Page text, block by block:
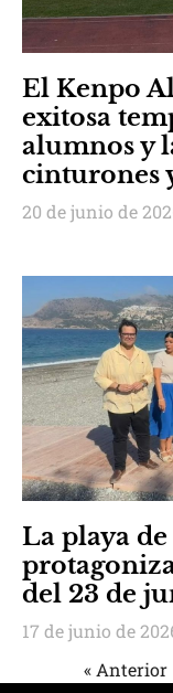
El Kenpo
exitosa
alumnos y
cinturones
20 de junio de
La playa
del 23 de
17 de junio de
« Anterior